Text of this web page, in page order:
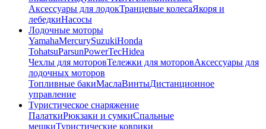
Аксессуары для лодокТранцевые колесаЯкоря и
лебедкиНасосы
Лодочные моторы
YamahaMercurySuzukiHonda
TohatsuParsunPowerTecHidea
Чехлы для моторовТележки для моторовАксессуары для
лодочных моторов
Топливные бакиМаслаВинтыДистанционное
управление
Туристическое снаряжение
ПалаткиРюкзаки и сумкиСпальные
мешкиТуристические коврики